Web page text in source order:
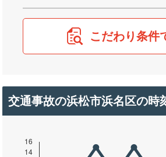
こだわり条件
交通事故の浜松市浜名区の時